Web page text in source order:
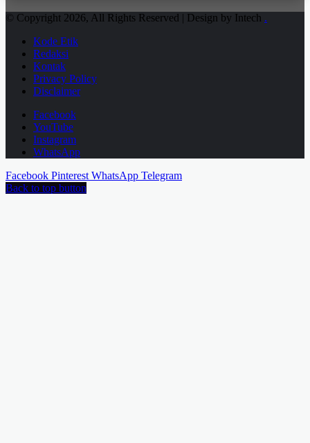
© Copyright 2026, All Rights Reserved | Design by Intech .
Kode Etik
Redaksi
Kontak
Privacy Policy
Disclaimer
Facebook
YouTube
Instagram
WhatsApp
Facebook Pinterest WhatsApp Telegram
Back to top button